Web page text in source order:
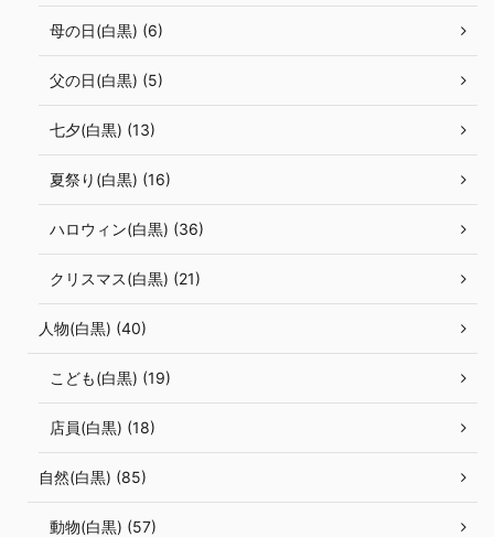
母の日(白黒) (6)
父の日(白黒) (5)
七夕(白黒) (13)
夏祭り(白黒) (16)
ハロウィン(白黒) (36)
クリスマス(白黒) (21)
人物(白黒) (40)
こども(白黒) (19)
店員(白黒) (18)
自然(白黒) (85)
動物(白黒) (57)